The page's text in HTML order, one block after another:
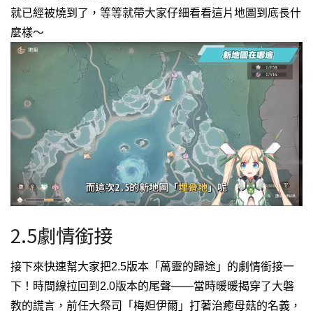
就已經被燒到了，等等就帶大家仔細看看這片地圖到底長什
麼樣～
2.5劇情銜接
接下來快速幫大家把2.5版本「萬靈的歸途」的劇情銜接一
下！ 時間線拉回到2.0版本的尾聲——當時暖暖揭穿了大磐
教的謊言，前任大祭司「梅妲伊爾」打著治癒母菇的名義，